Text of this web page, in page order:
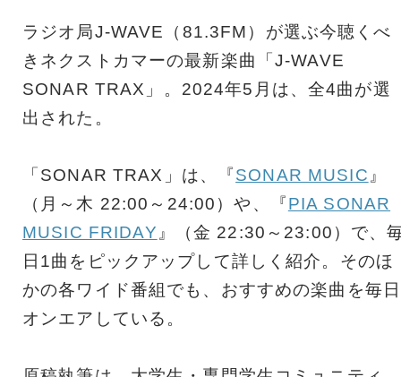
ラジオ局J-WAVE（81.3FM）が選ぶ今聴くべ
きネクストカマーの最新楽曲「J-WAVE
SONAR TRAX」。2024年5月は、全4曲が選
出された。
「SONAR TRAX」は、『SONAR MUSIC 』
（月～木 22:00～24:00）や、『PIA SONAR
MUSIC FRIDAY 』（金 22:30～23:00）で、
日1曲をピックアップして詳しく紹介。そのほ
かの各ワイド番組でも、おすすめの楽曲を毎日
オンエアしている。